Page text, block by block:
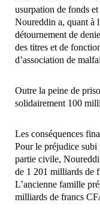
usurpation de fonds
Noureddin a, quant à
détournement de
des titres et de
d’association de
Outre la peine de
solidairement 100
Les conséquences
Pour le préjudice subi
partie civile,
de 1 201 milliards de
L’ancienne famille
milliards de francs